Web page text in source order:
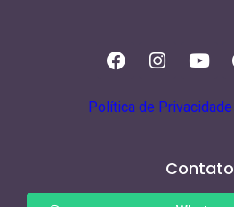
Política de Privacidade
Contato